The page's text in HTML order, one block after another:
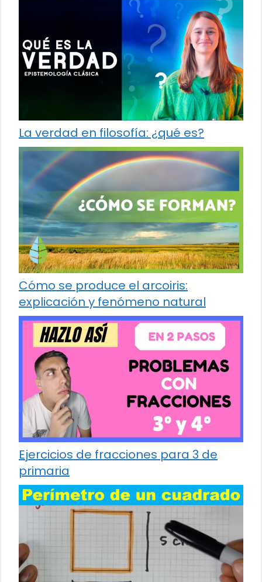
La verdad en filosofía: ¿qué es?
Cómo se produce el arcoiris:
explicación y fenómeno natural
Ejercicios de fracciones para 3 de
primaria